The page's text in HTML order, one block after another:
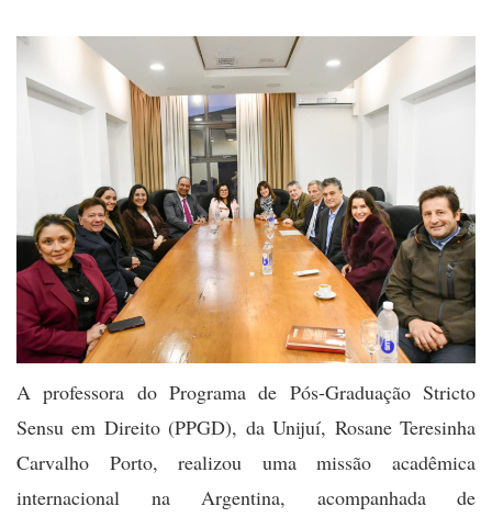
A professora do Programa de Pós-Graduação Stricto
Sensu em Direito (PPGD), da Unijuí, Rosane Teresinha
Carvalho Porto, realizou uma missão acadêmica
internacional na Argentina, acompanhada de